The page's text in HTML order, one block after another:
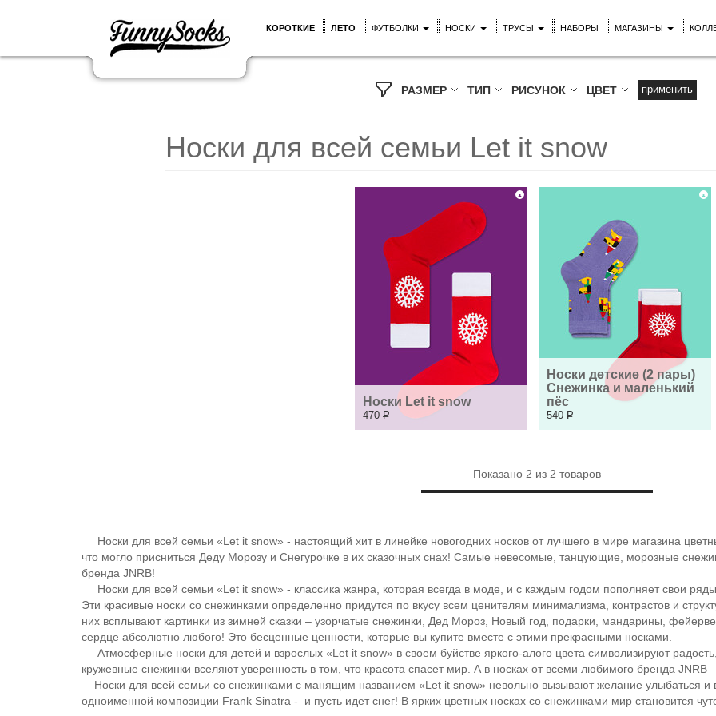
КОРОТКИЕ ЛЕТО ФУТБОЛКИ НОСКИ ТРУСЫ НАБОРЫ МАГАЗИНЫ
РАЗМЕР ТИП РИСУНОК ЦВЕТ применить
Носки для всей семьи Let it snow
Носки Let it snow
470 Р
Носки детские (2 пары)
Снежинка и маленький
пёс
540 Р
Показано 2 из 2 товаров
Носки для всей семьи «Let it snow» - настоящий хит в линейке новогодних носков от лучшего в мире магазина
что могло присниться Деду Морозу и Снегурочке в их сказочных снах! Самые невесомые, танцующие, морозные
бренда JNRB!
Носки для всей семьи «Let it snow» - классика жанра, которая всегда в моде, и с каждым годом пополняет свои ряды
Эти красивые носки со снежинками определенно придутся по вкусу всем ценителям минимализма, контрастов и
них всплывают картинки из зимней сказки – узорчатые снежинки, Дед Мороз, Новый год, подарки, мандарины,
сердце абсолютно любого! Это бесценные ценности, которые вы купите вместе с этими прекрасными носками.
Атмосферные носки для детей и взрослых «Let it snow» в своем буйстве яркого-алого цвета символизируют
кружевные снежинки вселяют уверенность в том, что красота спасет мир. А в носках от всеми любимого бренда JNRB
Носки для всей семьи со снежинками с манящим названием «Let it snow» невольно вызывают желание улыбаться и
одноименной композиции Frank Sinatra - и пусть идет снег! В ярких цветных носках со снежинками мир становится